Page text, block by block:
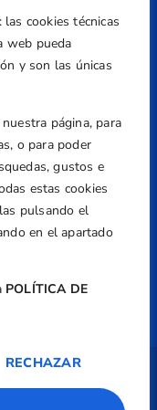
cookies técnicas
web pueda
y son las únicas
página, para
o para poder
gustos e
estas cookies
pulsando el
en el apartado
POLÍTICA DE
RECHAZAR
TecnoQuatre